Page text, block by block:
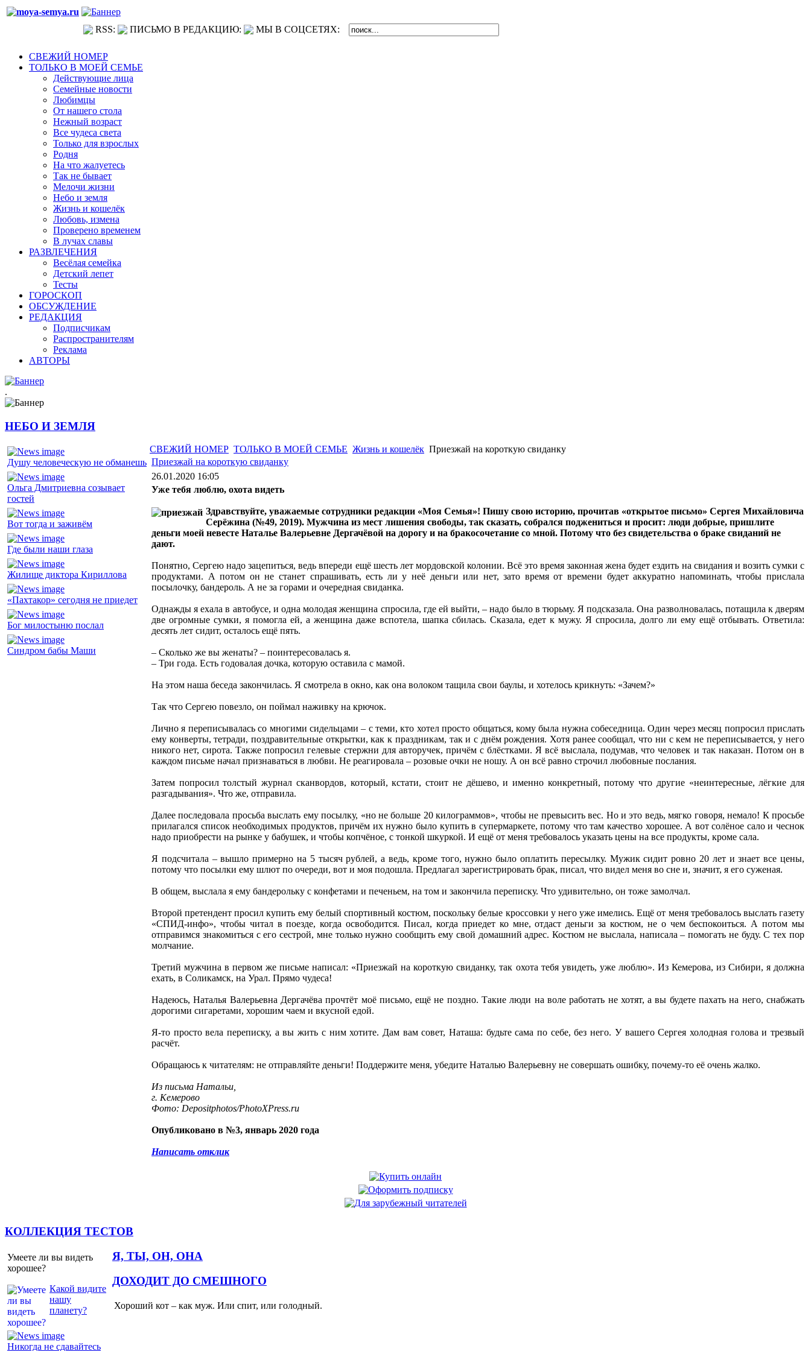
RSS: ПИСЬМО В РЕДАКЦИЮ: МЫ В СОЦСЕТЯХ:
СВЕЖИЙ НОМЕР
ТОЛЬКО В МОЕЙ СЕМЬЕ
Действующие лица
Семейные новости
Любимцы
От нашего стола
Нежный возраст
Все чудеса света
Только для взрослых
Родня
На что жалуетесь
Так не бывает
Мелочи жизни
Небо и земля
Жизнь и кошелёк
Любовь, измена
Проверено временем
В лучах славы
РАЗВЛЕЧЕНИЯ
Весёлая семейка
Детский лепет
Тесты
ГОРОСКОП
ОБСУЖДЕНИЕ
РЕДАКЦИЯ
Подписчикам
Распространителям
Реклама
АВТОРЫ
.
НЕБО И ЗЕМЛЯ
Душу человеческую не обманешь
Ольга Дмитриевна созывает
гостей
Вот тогда и заживём
Где были наши глаза
Жилище диктора Кириллова
«Пахтакор» сегодня не приедет
Бог милостыню послал
Синдром бабы Маши
СВЕЖИЙ НОМЕР ТОЛЬКО В МОЕЙ СЕМЬЕ Жизнь и кошелёк Приезжай на короткую свиданку
Приезжай на короткую свиданку
26.01.2020 16:05
Уже тебя люблю, охота видеть
Здравствуйте, уважаемые сотрудники редакции «Моя Семья»! Пишу свою историю, прочитав «открытое письмо» Сергея Михайловича
Серёжина (№49, 2019). Мужчина из мест лишения свободы, так сказать, собрался поджениться и просит: люди добрые, пришлите
деньги моей невесте Наталье Валерьевне Дергачёвой на дорогу и на бракосочетание со мной. Потому что без свидетельства о браке свиданий не
дают.
Понятно, Сергею надо зацепиться, ведь впереди ещё шесть лет мордовской колонии. Всё это время законная жена будет ездить на свидания и возить сумки с
продуктами. А потом он не станет спрашивать, есть ли у неё деньги или нет, зато время от времени будет аккуратно напоминать, чтобы прислала
посылочку, бандероль. А не за горами и очередная свиданка.
Однажды я ехала в автобусе, и одна молодая женщина спросила, где ей выйти, – надо было в тюрьму. Я подсказала. Она разволновалась, потащила к дверям
две огромные сумки, я помогла ей, а женщина даже вспотела, шапка сбилась. Сказала, едет к мужу. Я спросила, долго ли ему ещё отбывать. Ответила:
десять лет сидит, осталось ещё пять.
– Сколько же вы женаты? – поинтересовалась я.
– Три года. Есть годовалая дочка, которую оставила с мамой.
На этом наша беседа закончилась. Я смотрела в окно, как она волоком тащила свои баулы, и хотелось крикнуть: «Зачем?»
Так что Сергею повезло, он поймал наживку на крючок.
Лично я переписывалась со многими сидельцами – с теми, кто хотел просто общаться, кому была нужна собеседница. Один через месяц попросил прислать
ему конверты, тетради, поздравительные открытки, как к праздникам, так и с днём рождения. Хотя ранее сообщал, что ни с кем не переписывается, у него
никого нет, сирота. Также попросил гелевые стержни для авторучек, причём с блёстками. Я всё выслала, подумав, что человек и так наказан. Потом он в
каждом письме начал признаваться в любви. Не реагировала – розовые очки не ношу. А он всё равно строчил любовные послания.
Затем попросил толстый журнал сканвордов, который, кстати, стоит не дёшево, и именно конкретный, потому что другие «неинтересные, лёгкие для
разгадывания». Что же, отправила.
Далее последовала просьба выслать ему посылку, «но не больше 20 килограммов», чтобы не превысить вес. Но и это ведь, мягко говоря, немало! К просьбе
прилагался список необходимых продуктов, причём их нужно было купить в супермаркете, потому что там качество хорошее. А вот солёное сало и чеснок
надо приобрести на рынке у бабушек, и чтобы копчёное, с тонкой шкуркой. И ещё от меня требовалось указать цены на все продукты, кроме сала.
Я подсчитала – вышло примерно на 5 тысяч рублей, а ведь, кроме того, нужно было оплатить пересылку. Мужик сидит ровно 20 лет и знает все цены,
потому что посылки ему шлют по очереди, вот и моя подошла. Предлагал зарегистрировать брак, писал, что видел меня во сне и, значит, я его суженая.
В общем, выслала я ему бандерольку с конфетами и печеньем, на том и закончила переписку. Что удивительно, он тоже замолчал.
Второй претендент просил купить ему белый спортивный костюм, поскольку белые кроссовки у него уже имелись. Ещё от меня требовалось выслать газету
«СПИД-инфо», чтобы читал в поезде, когда освободится. Писал, когда приедет ко мне, отдаст деньги за костюм, не о чем беспокоиться. А потом мы
отправимся знакомиться с его сестрой, мне только нужно сообщить ему свой домашний адрес. Костюм не выслала, написала – помогать не буду. С тех пор
молчание.
Третий мужчина в первом же письме написал: «Приезжай на короткую свиданку, так охота тебя увидеть, уже люблю». Из Кемерова, из Сибири, я должна
ехать, в Соликамск, на Урал. Прямо чудеса!
Надеюсь, Наталья Валерьевна Дергачёва прочтёт моё письмо, ещё не поздно. Такие люди на воле работать не хотят, а вы будете пахать на него, снабжать
дорогими сигаретами, хорошим чаем и вкусной едой.
Я-то просто вела переписку, а вы жить с ним хотите. Дам вам совет, Наташа: будьте сама по себе, без него. У вашего Сергея холодная голова и трезвый
расчёт.
Обращаюсь к читателям: не отправляйте деньги! Поддержите меня, убедите Наталью Валерьевну не совершать ошибку, почему-то её очень жалко.
Из письма Натальи,
г. Кемерово
Фото: Depositphotos/PhotoXPress.ru
Опубликовано в №3, январь 2020 года
Написать отклик
КОЛЛЕКЦИЯ ТЕСТОВ
Умеете ли вы видеть
хорошее?
Какой видите
нашу
планету?
Я, ТЫ, ОН, ОНА
Никогда не сдавайтесь
ДОХОДИТ ДО СМЕШНОГО
Хороший кот – как муж. Или спит, или голодный.